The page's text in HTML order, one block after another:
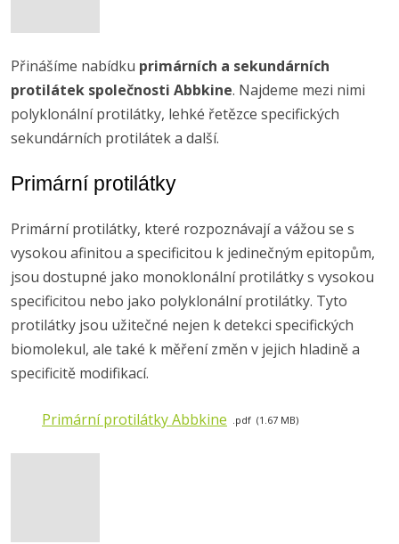
Přinášíme nabídku primárních a sekundárních
protilátek společnosti Abbkine. Najdeme mezi nimi
polyklonální protilátky, lehké řetězce specifických
sekundárních protilátek a další.
Primární protilátky
Primární protilátky, které rozpoznávají a vážou se s
vysokou afinitou a specificitou k jedinečným epitopům,
jsou dostupné jako monoklonální protilátky s vysokou
specificitou nebo jako polyklonální protilátky. Tyto
protilátky jsou užitečné nejen k detekci specifických
biomolekul, ale také k měření změn v jejich hladině a
specificitě modifikací.
Primární protilátky Abbkine pdf 1.67 MB